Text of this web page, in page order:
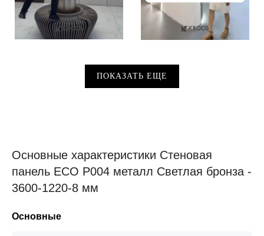
ПОКАЗАТЬ ЕЩЕ
Основные характеристики Стеновая
панель ECO P004 металл Светлая бронза -
3600-1220-8 мм
Основные